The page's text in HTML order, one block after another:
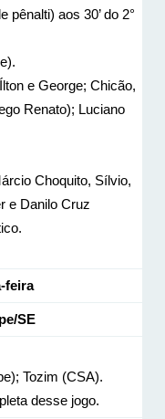
pênalti) aos 30’ do 2°
e George; Chicão,
Renato); Luciano
Choquito, Sílvio,
e Danilo Cruz
feira
SE
Tozim (CSA).
desse jogo.